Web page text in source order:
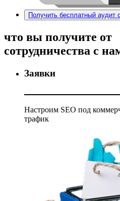
Получить бесплатный аудит
что вы получите от
сотрудничества с
Заявки
Настроим SEO под
трафик